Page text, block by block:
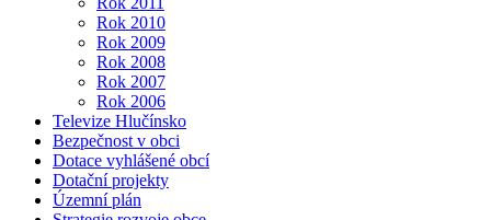
Rok 2010
Rok 2009
Rok 2008
Rok 2007
Rok 2006
Televize Hlučínsko
Bezpečnost v obci
Dotace vyhlášené obcí
Dotační projekty
Územní plán